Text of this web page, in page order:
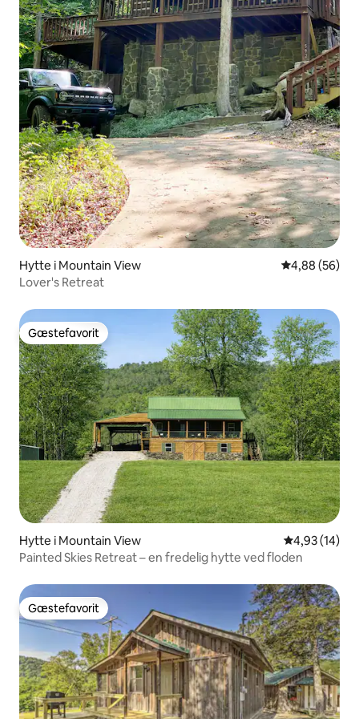
Hytte i Mountain View 4,88 ud af 5 i
4,88 (56)
Lover's Retreat
Gæstefavorit
Gæstefavorit
Hytte i Mountain View 4,93 ud af 5
4,93 (14)
Painted Skies Retreat – en fredelig hytte ved floden
Gæstefavorit
Gæstefavorit